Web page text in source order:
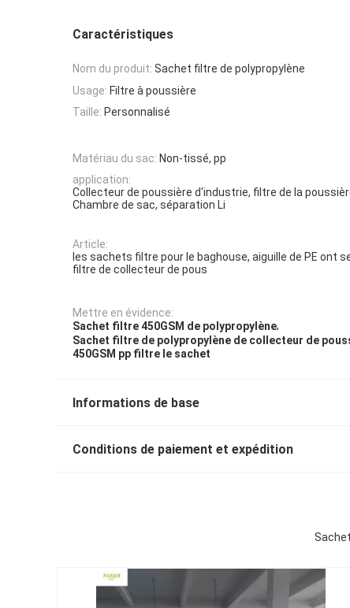
Caractéristiques
Nom du produit: Sachet filtre de polypropylène
Usage: Filtre à poussière
Taille: Personnalisé
Matériau du sac: Non-tissé, pp
application:
Collecteur de poussière d'industrie, filtre de la
Chambre de sac, séparation Li
Article:
les sachets filtre pour le baghouse, aiguille de PE ont
filtre de collecteur de pous
Mettre en évidence:
Sachet filtre 450GSM de polypropylène,
Sachet filtre de polypropylène de collecteur de
450GSM pp filtre le sachet
Informations de base
Conditions de paiement et expédition